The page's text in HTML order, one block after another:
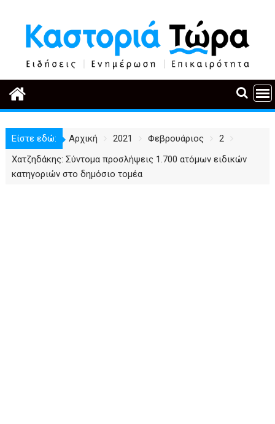
περιεχόμενο
Είστε εδώ: Αρχική 2021 Φεβρουάριος
2
Χατζηδάκης: Σύντομα προσλήψεις 1.700 ατόμων ειδικών
κατηγοριών στο δημόσιο τομέα